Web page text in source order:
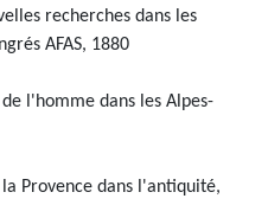
recherches dans les
AFAS, 1880
l'homme dans les Alpes-
Provence dans l'antiquité,